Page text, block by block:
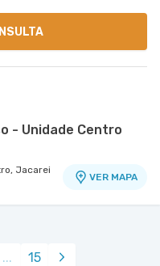
- Unidade Centro
Jacarei
VER MAPA
Carlos Maria
... 15